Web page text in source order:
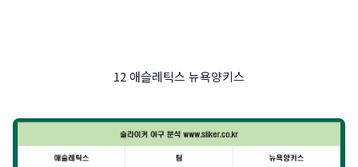
12 애슬레틱스 뉴욕양키스